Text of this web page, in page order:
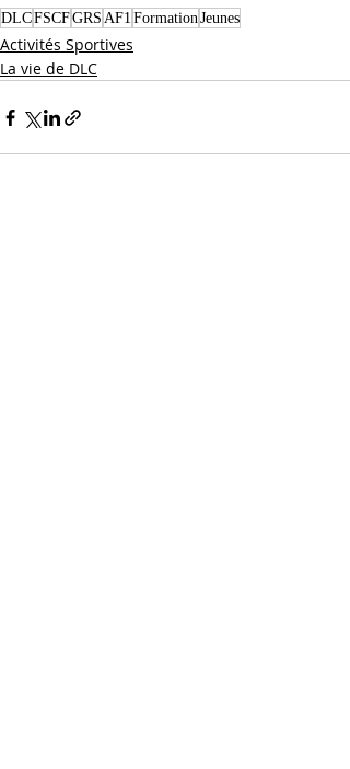
DLCFSCFGRS AF1 FormationJeunes
Activités Sportives
La vie de DLC